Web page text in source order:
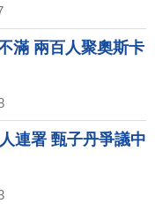
滿 兩百人聚奧斯卡
連署 甄子丹爭議中